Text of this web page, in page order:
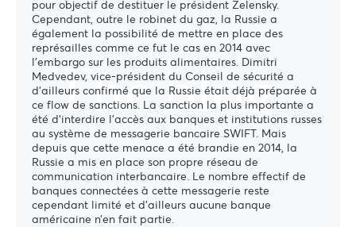
The blog
pour objectif de destituer le président Zelensky.
Cependant, outre le robinet du gaz, la Russie a
également la possibilité de mettre en place des
représailles comme ce fut le cas en 2014 avec
l’embargo sur les produits alimentaires. Dimitri
Medvedev, vice-président du Conseil de sécurité a
d’ailleurs confirmé que la Russie était déjà préparée à
ce flow de sanctions. La sanction la plus importante a
été d’interdire l’accès aux banques et institutions russes
au système de messagerie bancaire SWIFT. Mais
depuis que cette menace a été brandie en 2014, la
Russie a mis en place son propre réseau de
communication interbancaire. Le nombre effectif de
banques connectées à cette messagerie reste
cependant limité et d’ailleurs aucune banque
américaine n’en fait partie.